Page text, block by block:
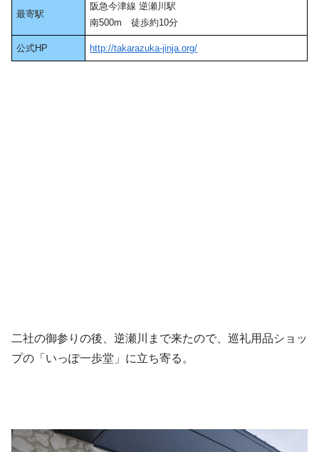
最寄駅
阪急今津線 逆瀬川駅
南500m 徒歩約10分
公式HP http://takarazuka-jinja.org/
二社の御参りの後、逆瀬川まで来たので、巡礼用品ショッ
プの「いっぽ一歩堂」に立ち寄る。